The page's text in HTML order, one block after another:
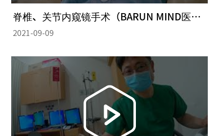
脊椎、关节内窥镜手术（BARUN MIND医院）
2021-09-09